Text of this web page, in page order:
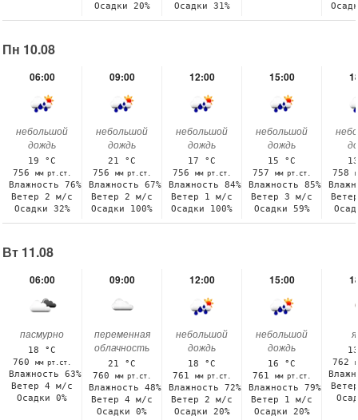
Осадки 20%
Осадки 31%
Пн 10.08
06:00
небольшой
дождь
19 °C
756 мм рт.ст.
Влажность 76%
Ветер 2 м/с
Осадки 32%
09:00
небольшой
дождь
21 °C
756 мм рт.ст.
Влажность 67%
Ветер 2 м/с
Осадки 100%
12:00
небольшой
дождь
17 °C
756 мм рт.ст.
Влажность 84%
Ветер 1 м/с
Осадки 100%
15:00
небольшой
дождь
15 °C
757 мм рт.ст.
Влажность 85%
Ветер 3 м/с
Осадки 59%
758
Вт 11.08
06:00
пасмурно
18 °C
760 мм рт.ст.
Влажность 63%
Ветер 4 м/с
Осадки 0%
09:00
переменная
облачность
21 °C
760 мм рт.ст.
Влажность 48%
Ветер 4 м/с
Осадки 0%
12:00
небольшой
дождь
18 °C
761 мм рт.ст.
Влажность 72%
Ветер 2 м/с
Осадки 20%
15:00
небольшой
дождь
16 °C
761 мм рт.ст.
Влажность 79%
Ветер 1 м/с
Осадки 20%
762